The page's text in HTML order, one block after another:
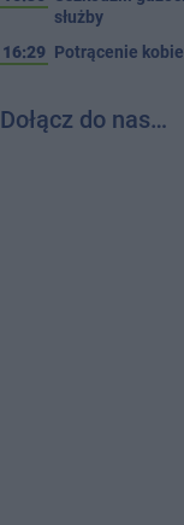
służby
16:29 Potrącenie
Dołącz do nas…